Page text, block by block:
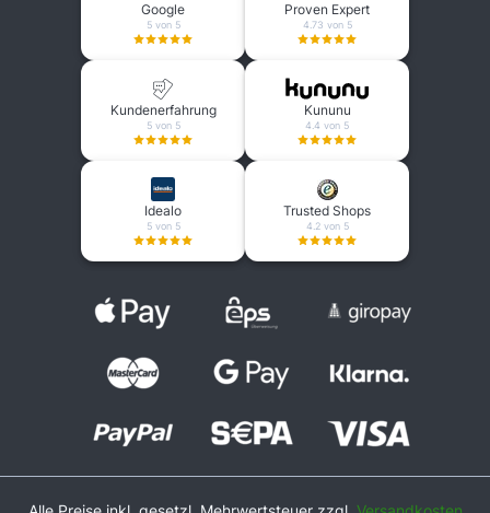
Google
5 von 5
Proven Expert
4.73 von 5
Kundenerfahrung
5 von 5
Kununu
4.4 von 5
Idealo
5 von 5
Trusted Shops
4.2 von 5